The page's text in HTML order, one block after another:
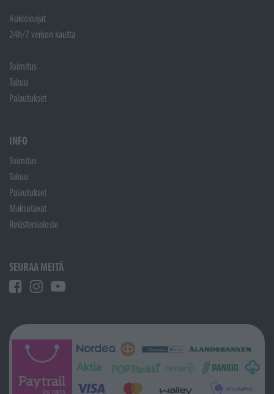
Aukioloajat
24h/7 verkon kautta
Toimitus
Takuu
Palautukset
INFO
Toimitus
Takuu
Palautukset
Maksutavat
Rekisteriseloste
SEURAA MEITÄ